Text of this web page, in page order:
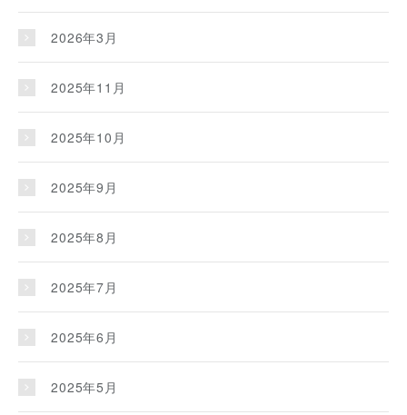
2026年3月
2025年11月
2025年10月
2025年9月
2025年8月
2025年7月
2025年6月
2025年5月